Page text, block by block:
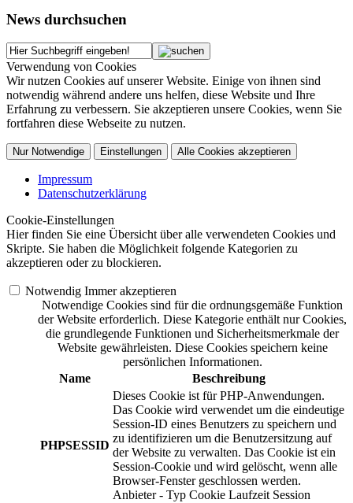
News durchsuchen
Verwendung von Cookies
Wir nutzen Cookies auf unserer Website. Einige von ihnen sind
notwendig während andere uns helfen, diese Website und Ihre
Erfahrung zu verbessern. Sie akzeptieren unsere Cookies, wenn Sie
fortfahren diese Webseite zu nutzen.
Nur Notwendige Einstellungen Alle Cookies akzeptieren
Impressum
Datenschutzerklärung
Cookie-Einstellungen
Hier finden Sie eine Übersicht über alle verwendeten Cookies und
Skripte. Sie haben die Möglichkeit folgende Kategorien zu
akzeptieren oder zu blockieren.
Notwendig Immer akzeptieren
Notwendige Cookies sind für die ordnungsgemäße Funktion
der Website erforderlich. Diese Kategorie enthält nur Cookies,
die grundlegende Funktionen und Sicherheitsmerkmale der
Website gewährleisten. Diese Cookies speichern keine
persönlichen Informationen.
Name
Beschreibung
PHPSESSID
Dieses Cookie ist für PHP-Anwendungen.
Das Cookie wird verwendet um die eindeutige
Session-ID eines Benutzers zu speichern und
zu identifizieren um die Benutzersitzung auf
der Website zu verwalten. Das Cookie ist ein
Session-Cookie und wird gelöscht, wenn alle
Browser-Fenster geschlossen werden.
Anbieter - Typ Cookie Laufzeit Session